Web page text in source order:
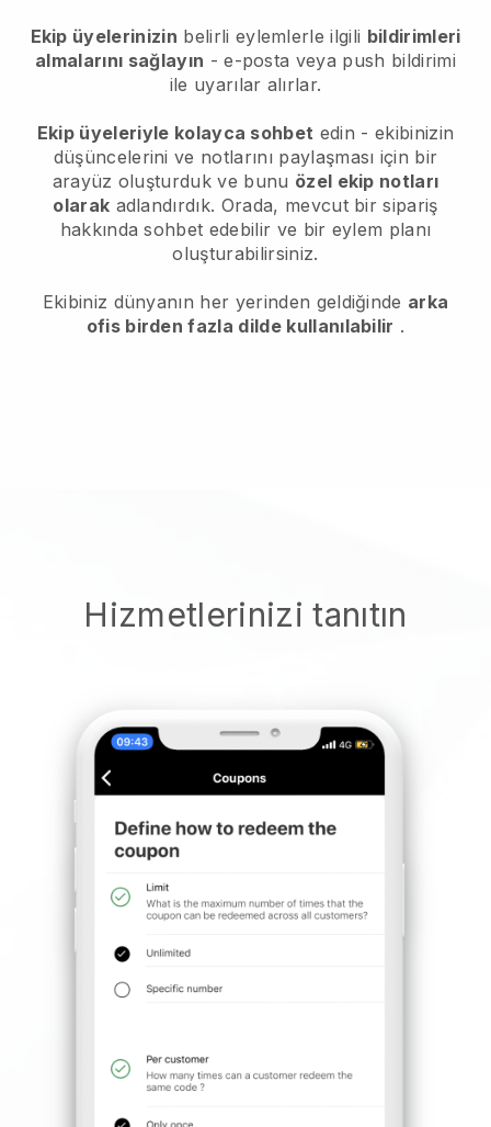
Ekip üyelerinizin belirli eylemlerle ilgili bildirimleri
almalarını sağlayın - e-posta veya push bildirimi
ile uyarılar alırlar.
Ekip üyeleriyle kolayca sohbet edin - ekibinizin
düşüncelerini ve notlarını paylaşması için bir
arayüz oluşturduk ve bunu özel ekip notları
olarak adlandırdık. Orada, mevcut bir sipariş
hakkında sohbet edebilir ve bir eylem planı
oluşturabilirsiniz.
Ekibiniz dünyanın her yerinden geldiğinde arka
ofis birden fazla dilde kullanılabilir .
Hizmetlerinizi tanıtın